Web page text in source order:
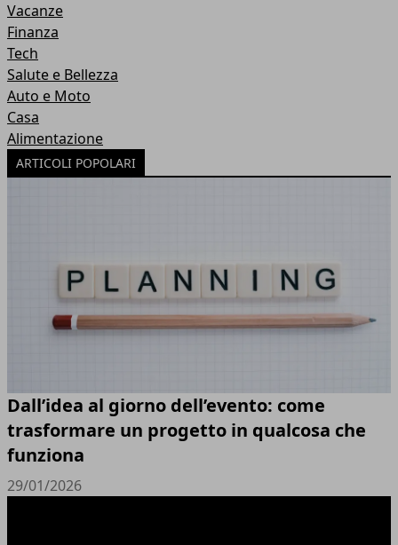
Vacanze
Finanza
Tech
Salute e Bellezza
Auto e Moto
Casa
Alimentazione
ARTICOLI POPOLARI
Dall’idea al giorno dell’evento: come
trasformare un progetto in qualcosa che
funziona
29/01/2026